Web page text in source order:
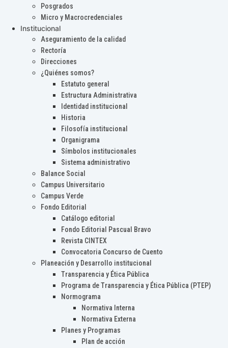
Posgrados
Micro y Macrocredenciales
Institucional
Aseguramiento de la calidad
Rectoría
Direcciones
¿Quiénes somos?
Estatuto general
Estructura Administrativa
Identidad institucional
Historia
Filosofía institucional
Organigrama
Símbolos institucionales
Sistema administrativo
Balance Social
Campus Universitario
Campus Verde
Fondo Editorial
Catálogo editorial
Fondo Editorial Pascual Bravo
Revista CINTEX
Convocatoria Concurso de Cuento
Planeación y Desarrollo institucional
Transparencia y Ética Pública
Programa de Transparencia y Ética Pública (PTEP)
Normograma
Normativa Interna
Normativa Externa
Planes y Programas
Plan de acción